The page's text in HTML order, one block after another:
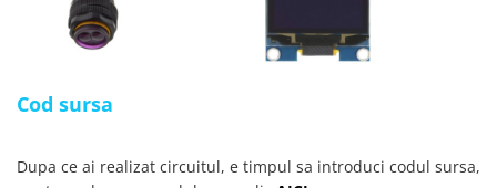
Cod sursa
Dupa ce ai realizat circuitul, e timpul sa introduci codul sursa,